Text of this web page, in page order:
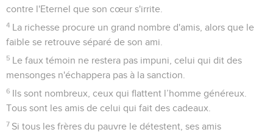
contre l'Eternel que son cœur s'irrite.
4 La richesse procure un grand nombre d'amis, alors que le
faible se retrouve séparé de son ami.
5 Le faux témoin ne restera pas impuni, celui qui dit des
mensonges n'échappera pas à la sanction.
6 Ils sont nombreux, ceux qui flattent l’homme généreux.
Tous sont les amis de celui qui fait des cadeaux.
7 Si tous les frères du pauvre le détestent, ses amis